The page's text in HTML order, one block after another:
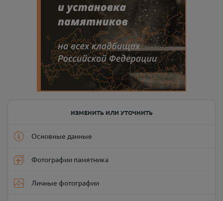
ИЗМЕНИТЬ ИЛИ УТОЧНИТЬ
Основные данные
Фотографии памятника
Личные фотографии